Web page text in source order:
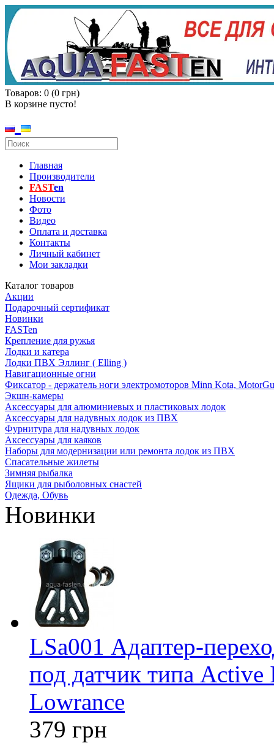
Товаров: 0 (0 грн)
В корзине пусто!
Главная
Производители
FASTen
Новости
Фото
Видео
Оплата и доставка
Контакты
Личный кабинет
Мои закладки
Каталог товаров
Акции
Подарочный сертификат
Новинки
FASTen
Крепление для ружья
Лодки и катера
Лодки ПВХ Эллинг ( Elling )
Навигационные огни
Фиксатор - держатель ноги электромоторов Minn Kota,
Экшн-камеры
Аксессуары для алюминиевых и пластиковых лодок
Аксессуары для надувных лодок из ПВХ
Фурнитура для надувных лодок
Аксессуары для каяков
Наборы для модернизации или ремонта лодок из ПВХ
Спасательные жилеты
Зимняя рыбалка
Ящики для рыболовных снастей
Одежда, Обувь
Новинки
LSa001 Адаптер-
под датчик типа Active
Lowrance
379 грн